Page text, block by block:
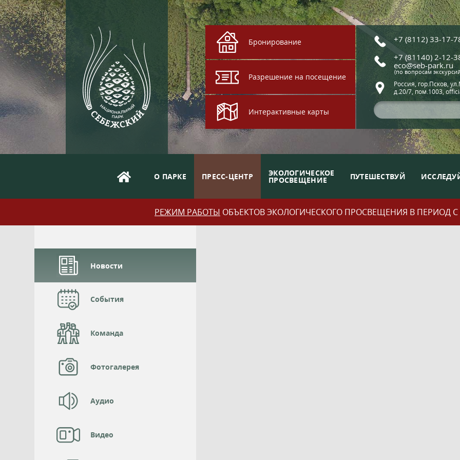
Бронирование
Разрешение на посещение
Интерактивные карты
+7 (8112) 33-17-
+7 (81140) 2-12-
eco@seb-park.ru
(по вопросам
Россия, гор.Псков,
д.20/7, пом.1003,
О ПАРКЕ ПРЕСС-ЦЕНТР ЭКОЛОГИЧЕСКОЕ
ПРОСВЕЩЕНИЕ ПУТЕШЕСТВУЙ
РЕЖИМ РАБОТЫ ОБЪЕКТОВ ЭКОЛОГИЧЕСКОГО ПРОСВЕЩЕНИЯ В ПЕРИОД С
Новости
События
Команда
Фотогалерея
Аудио
Видео